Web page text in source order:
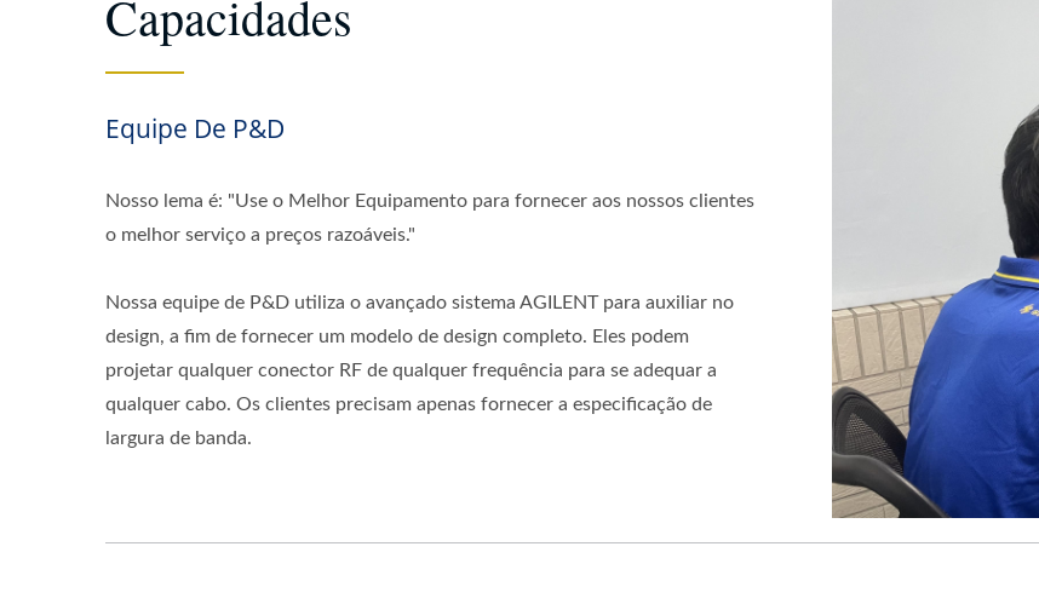
Capacidades
Equipe De P&D
Nosso lema é: "Use o Melhor Equipamento para fornecer aos nossos clientes
o melhor serviço a preços razoáveis."
Nossa equipe de P&D utiliza o avançado sistema AGILENT para auxiliar no
design, a fim de fornecer um modelo de design completo. Eles podem
projetar qualquer conector RF de qualquer frequência para se adequar a
qualquer cabo. Os clientes precisam apenas fornecer a especificação de
largura de banda.